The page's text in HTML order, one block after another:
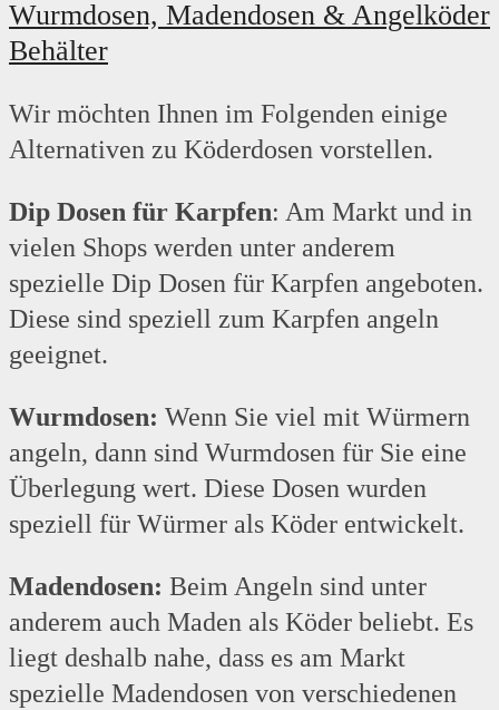
Wurmdosen, Madendosen & Angelköder
Behälter
Wir möchten Ihnen im Folgenden einige
Alternativen zu Köderdosen vorstellen.
Dip Dosen für Karpfen: Am Markt und in
vielen Shops werden unter anderem
spezielle Dip Dosen für Karpfen angeboten.
Diese sind speziell zum Karpfen angeln
geeignet.
Wurmdosen: Wenn Sie viel mit Würmern
angeln, dann sind Wurmdosen für Sie eine
Überlegung wert. Diese Dosen wurden
speziell für Würmer als Köder entwickelt.
Madendosen: Beim Angeln sind unter
anderem auch Maden als Köder beliebt. Es
liegt deshalb nahe, dass es am Markt
spezielle Madendosen von verschiedenen